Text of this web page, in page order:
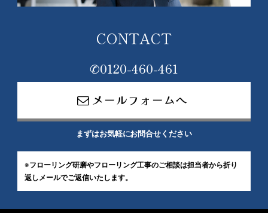
CONTACT
✆0120-460-461
メールフォームへ
まずはお気軽にお問合せください
※フローリング研磨やフローリング工事のご相談は担当者から折り
返しメールでご返信いたします。